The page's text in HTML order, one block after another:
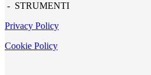
- STRUMENTI
Privacy Policy
Cookie Policy